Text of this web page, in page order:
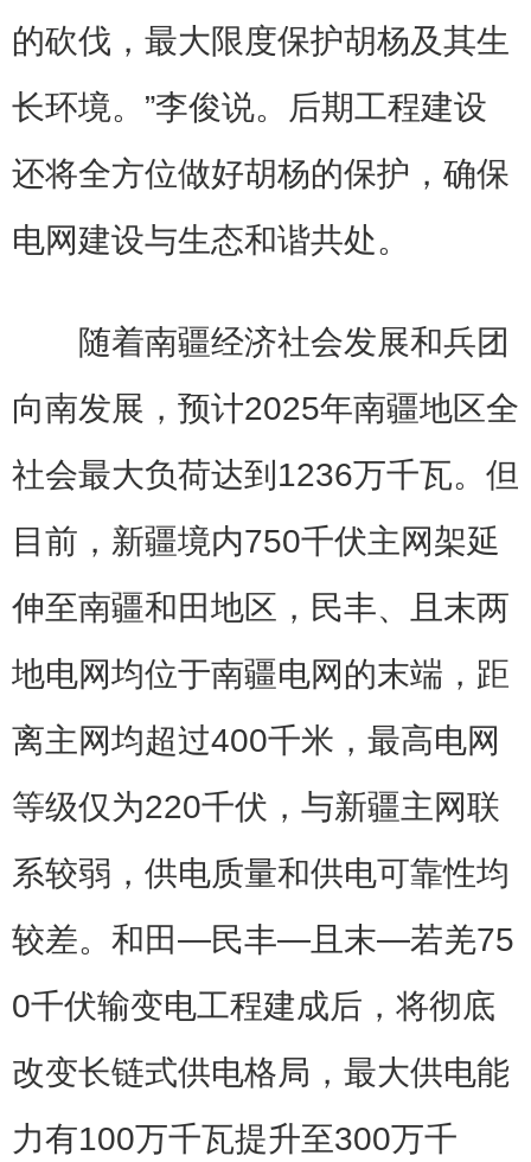
的砍伐，最大限度保护胡杨及其生
长环境。”李俊说。后期工程建设
还将全方位做好胡杨的保护，确保
电网建设与生态和谐共处。
随着南疆经济社会发展和兵团
向南发展，预计2025年南疆地区全
社会最大负荷达到1236万千瓦。但
目前，新疆境内750千伏主网架延
伸至南疆和田地区，民丰、且末两
地电网均位于南疆电网的末端，距
离主网均超过400千米，最高电网
等级仅为220千伏，与新疆主网联
系较弱，供电质量和供电可靠性均
较差。和田—民丰—且末—若羌75
0千伏输变电工程建成后，将彻底
改变长链式供电格局，最大供电能
力有100万千瓦提升至300万千